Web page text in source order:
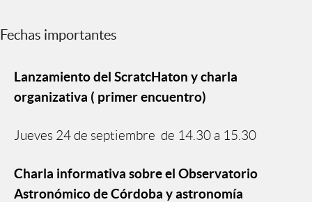
Fechas importantes
Lanzamiento del ScratcHaton y charla
organizativa ( primer encuentro)
Jueves 24 de septiembre de 14.30 a 15.30
Charla informativa sobre el Observatorio
Astronómico de Córdoba y astronomía